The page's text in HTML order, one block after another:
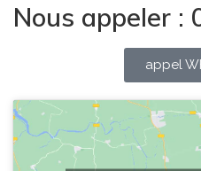
Nous appeler :
appel